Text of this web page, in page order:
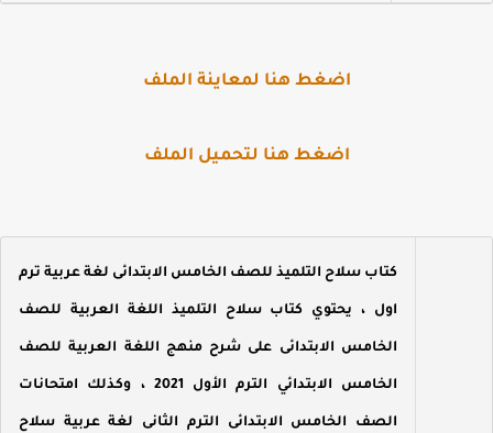
اضغط هنا لمعاينة الملف
اضغط هنا لتحميل الملف
كتاب سلاح التلميذ للصف الخامس الابتدائى لغة عربية ترم
اول ، يحتوي كتاب سلاح التلميذ اللغة العربية للصف
الخامس الابتدائى على شرح منهج اللغة العربية للصف
الخامس الابتدائي الترم الأول 2021 ، وكذلك امتحانات
الصف الخامس الابتدائى الترم الثانى لغة عربية سلاح